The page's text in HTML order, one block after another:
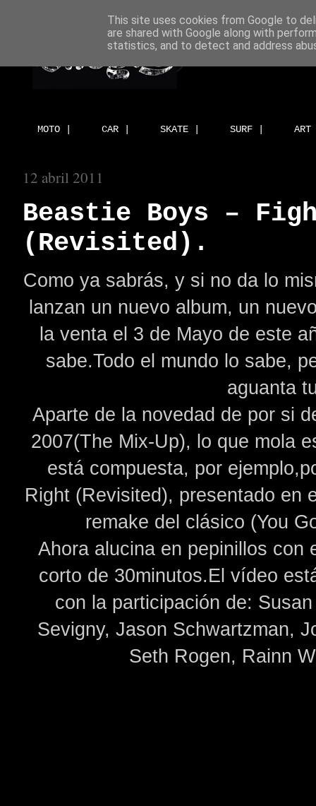
MOTO | CAR | SKATE | SURF |
12 abril 2011
Beastie Boys –
(Revisited).
Como ya sabrás, y si no da lo
lanzan un nuevo album, un
la venta el 3 de Mayo de este
sabe.Todo el mundo lo sabe,
aguanta
Aparte de la novedad de por si
2007(The Mix-Up), lo que mola
está compuesta, por
Right (Revisited), presentado en
remake del clásico (You
Ahora alucina en pepinillos con
corto de 30minutos.El vídeo
con la participación de:
Sevigny, Jason Schwartzman,
Seth Rogen, Rainn
This site uses cookies from Google to
are shared with Google along with
statistics, and to detect and address